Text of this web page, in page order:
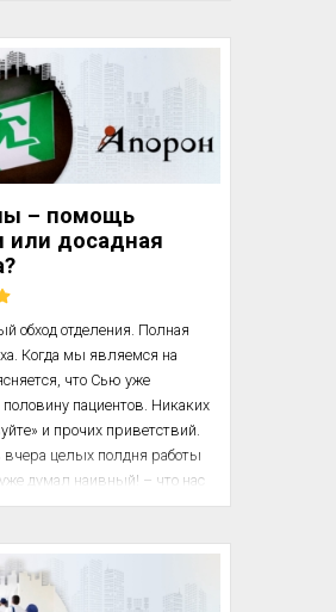
пациентам, несмотря на
коeк, или же ценой
усилий оставшиеся
смогут обеспечить работу
Иными словами, в этой
суммой старшая
сегодня пострадает больше
или медперсонал? И вот
– помощь
или досадная
обход отделения. Полная
Когда мы являемся на
что Сью уже
пациентов. Никаких
и прочих приветствий.
целых полдня работы
думал наивный! – что нас
«добро пожаловать
до этого утра. Однако
вроде Сью простого
Суприя между